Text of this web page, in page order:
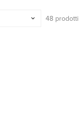
48 prodotti